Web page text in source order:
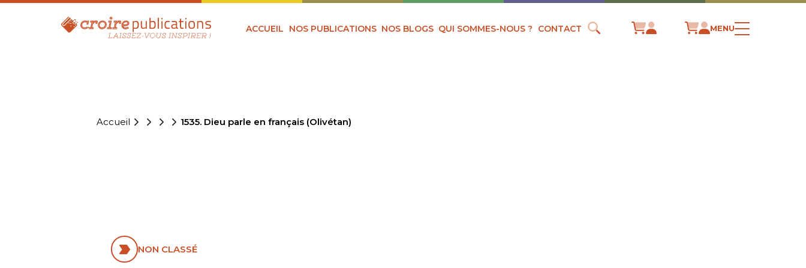
ACCUEIL NOS PUBLICATIONS NOS BLOGS QUI SOMMES-NOUS ? CONTACT MENU
Accueil 1535. Dieu parle en français (Olivétan)
NON CLASSÉ